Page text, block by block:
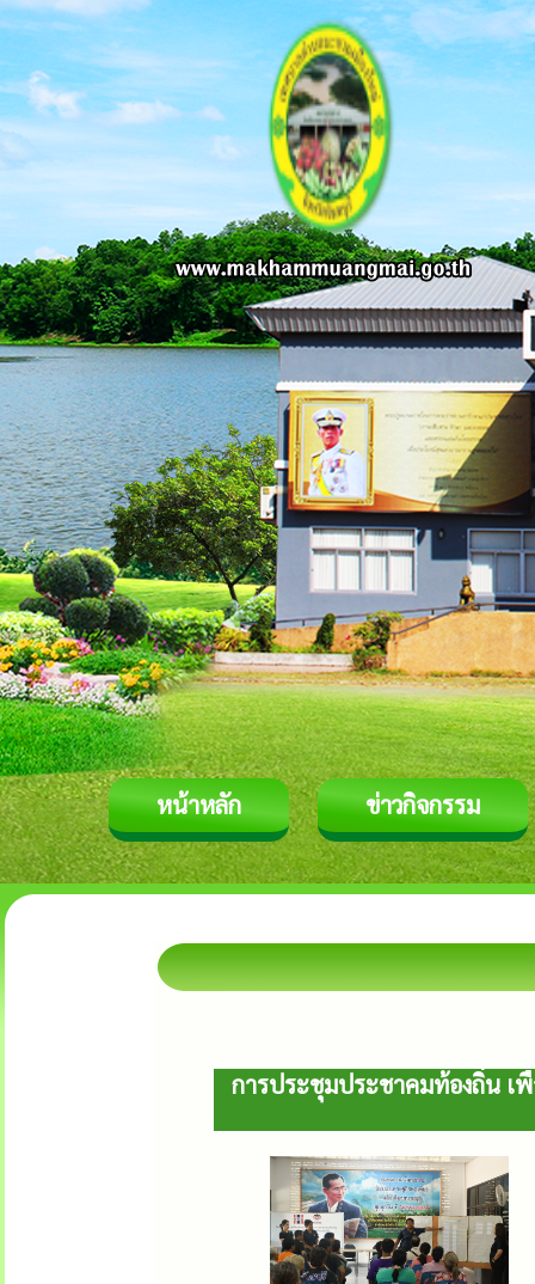
หน้าหลัก ข่าวกิจกรรม
การประชุมประชาคมท้องถิ่น